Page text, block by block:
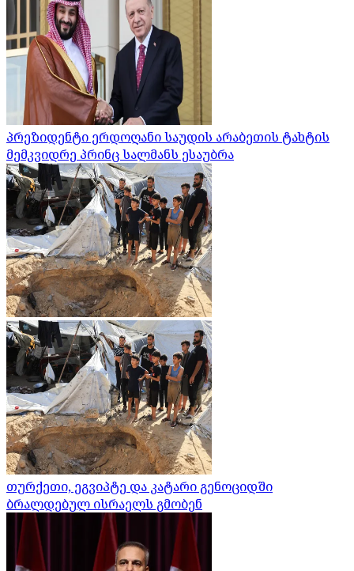
პრეზიდენტი ერდოღანი საუდის არაბეთის ტახტის
მემკვიდრე პრინც სალმანს ესაუბრა
თურქეთი, ეგვიპტე და კატარი გენოციდში
ბრალდებულ ისრაელს გმობენ